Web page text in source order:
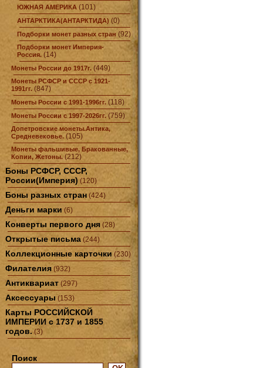
ЮЖНАЯ АМЕРИКА (101)
АНТАРКТИКА(АНТАРКТИДА) (0)
Подборки монет разных стран (92)
Подборки монет Империя-
Россия. (14)
Монеты России до 1917г. (449)
Монеты РСФСР и СССР с 1921-
1991гг. (847)
Монеты России с 1991-1996гг. (118)
Монеты России с 1997-2026гг. (759)
Допетровские монеты.Антика,
Средневековье. (105)
Монеты фальшивые, Бракованные,
Копии, Жетоны. (212)
Боны РСФСР, СССР,
России(Империя) (120)
Боны разных стран (424)
Деньги марки (6)
Конверты первого дня (28)
Открытые письма (244)
Коллекционные карточки (230)
Филателия(932)
Антиквариат (297)
Аксессуары (153)
Карты РОССИЙСКОЙ
ИМПЕРИИ с 1737 и 1855
годов.(3)
Поиск